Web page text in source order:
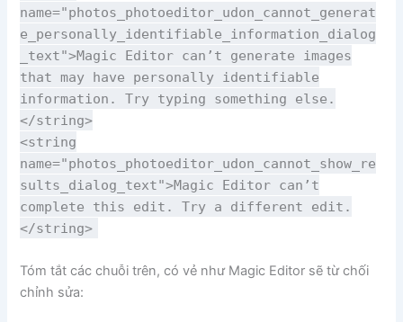
name="photos_photoeditor_udon_cannot_generat
e_personally_identifiable_information_dialog
_text">Magic Editor can’t generate images
that may have personally identifiable
information. Try typing something else.
</string>
<string
name="photos_photoeditor_udon_cannot_show_re
sults_dialog_text">Magic Editor can’t
complete this edit. Try a different edit.
</string>
Tóm tắt các chuỗi trên, có vẻ như Magic Editor sẽ từ chối
chỉnh sửa: